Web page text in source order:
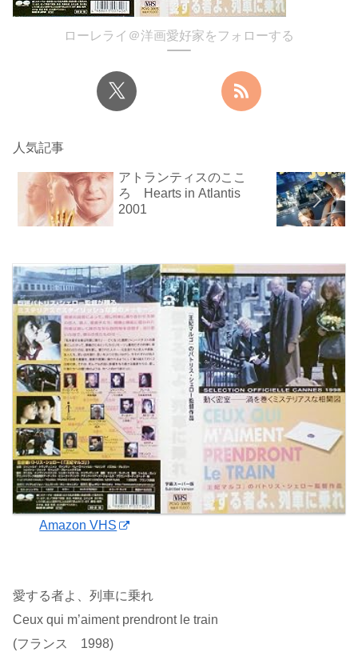
ローレライ＠洋画愛好家をフォローする
人気記事
アトランティスのここ
ろ Hearts in Atlantis
2001
Amazon VHS
愛する者よ、列車に乗れ
Ceux qui m’aiment prendront le train
(フランス 1998)